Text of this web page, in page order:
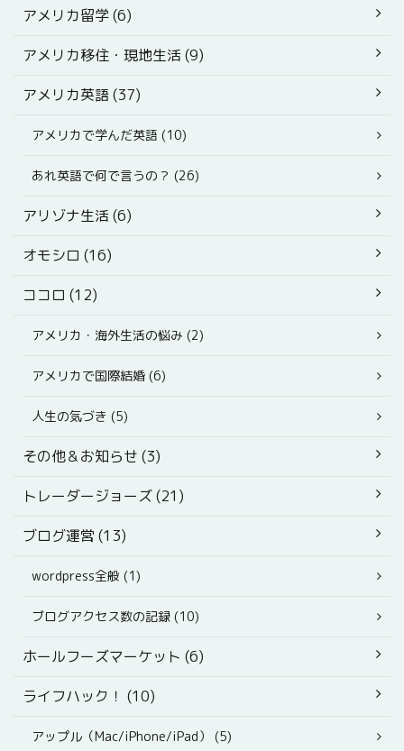
アメリカ留学 (6)
アメリカ移住・現地生活 (9)
アメリカ英語 (37)
アメリカで学んだ英語 (10)
あれ英語で何で言うの？ (26)
アリゾナ生活 (6)
オモシロ (16)
ココロ (12)
アメリカ・海外生活の悩み (2)
アメリカで国際結婚 (6)
人生の気づき (5)
その他＆お知らせ (3)
トレーダージョーズ (21)
ブログ運営 (13)
wordpress全般 (1)
ブログアクセス数の記録 (10)
ホールフーズマーケット (6)
ライフハック！ (10)
アップル（Mac/iPhone/iPad） (5)